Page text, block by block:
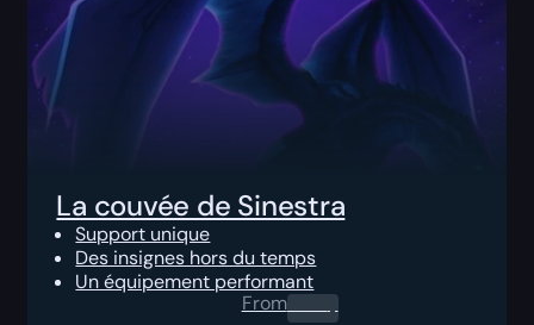
La couvée de Sinestra
Support unique
Des insignes hors du temps
Un équipement performant
From0.00 $